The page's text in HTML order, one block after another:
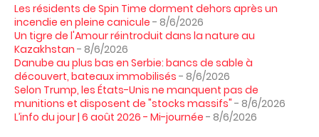
Les résidents de Spin Time dorment dehors après un
incendie en pleine canicule - 8/6/2026
Un tigre de l'Amour réintroduit dans la nature au
Kazakhstan - 8/6/2026
Danube au plus bas en Serbie: bancs de sable à
découvert, bateaux immobilisés - 8/6/2026
Selon Trump, les États-Unis ne manquent pas de
munitions et disposent de "stocks massifs" - 8/6/2026
L’info du jour | 6 août 2026 - Mi-journée - 8/6/2026